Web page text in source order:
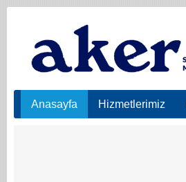
Anasayfa Hizmetlerimiz